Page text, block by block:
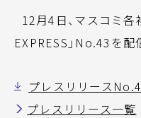
12月4日、マスコミ各
EXPRESS」No.43を配
プレスリリース
プレスリリース一覧